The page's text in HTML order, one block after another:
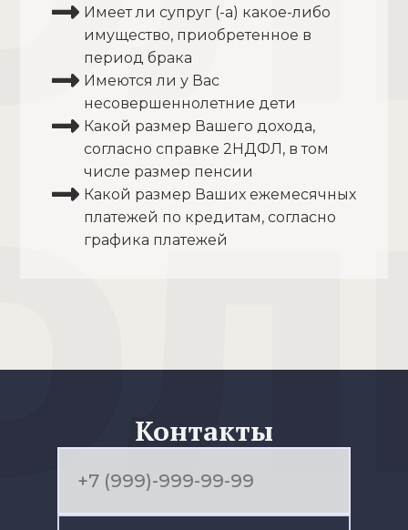
Имеет ли супруг (-а) какое-либо
имущество, приобретенное в
период брака
Имеются ли у Вас
несовершеннолетние дети
Какой размер Вашего дохода,
согласно справке 2НДФЛ, в том
числе размер пенсии
Какой размер Ваших ежемесячных
платежей по кредитам, согласно
графика платежей
Контакты